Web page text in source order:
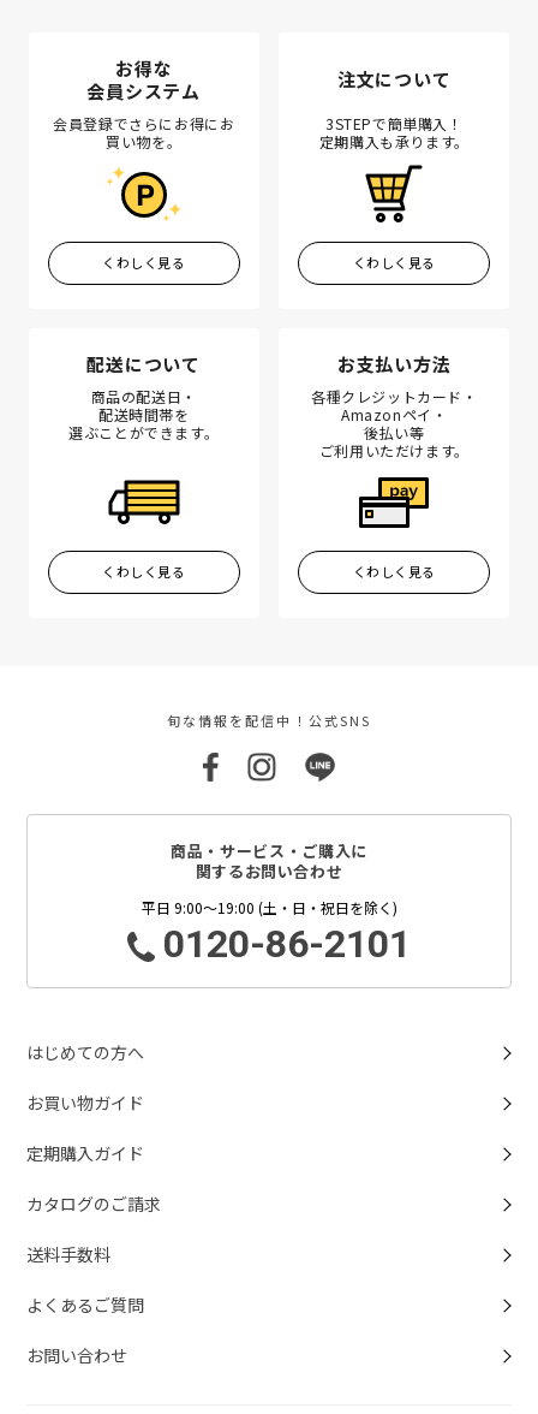
お得な
会員システム
会員登録でさらにお得にお
買い物を。
くわしく見る
注文について
3STEPで簡単購入！
定期購入も承ります。
くわしく見る
配送について
商品の配送日・
配送時間帯を
選ぶことができます。
くわしく見る
お支払い方法
各種クレジットカード・
Amazonペイ・
後払い等
ご利用いただけます。
くわしく見る
旬な情報を配信中！公式SNS
商品・サービス・ご購入に
関するお問い合わせ
平日 9:00～19:00 (土・日・祝日を除く)
0120-86-2101
はじめての方へ
お買い物ガイド
定期購入ガイド
カタログのご請求
送料手数料
よくあるご質問
お問い合わせ